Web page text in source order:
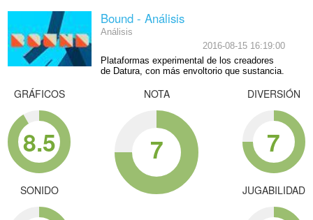
Bound - Análisis
Análisis
2016-08-15 16:19:00
Plataformas experimental de los creadores
de Datura, con más envoltorio que sustancia.
GRÁFICOS
8.5
SONIDO
NOTA
7
DIVERSIÓN
7
JUGABILIDAD